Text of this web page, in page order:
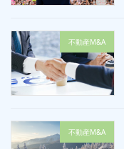
不動産M&A
不動産M&A